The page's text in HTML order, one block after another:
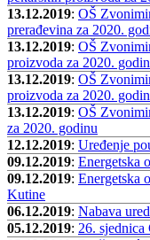
13.12.2019: OŠ
prerađevina za 2020.
13.12.2019: OŠ
proizvoda za 2020.
13.12.2019: OŠ
proizvoda za 2020.
13.12.2019: OŠ
za 2020. godinu
12.12.2019: Uređenje
09.12.2019: Energetska
09.12.2019: Energetska
Kutine
06.12.2019: Nabava
05.12.2019: 26.